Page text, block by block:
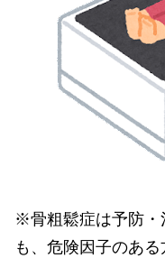
※骨粗鬆症は予防・
も、危険因子のあ